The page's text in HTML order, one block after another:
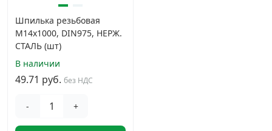
Шпилька резьбовая
М14х1000, DIN975, НЕРЖ.
СТАЛЬ (шт)
В наличии
49.71 руб. без НДС
- +